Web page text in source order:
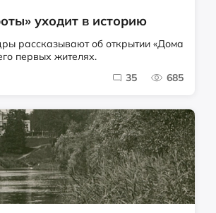
уходит в историю
рассказывают об открытии «Дома
первых жителях.
35 685